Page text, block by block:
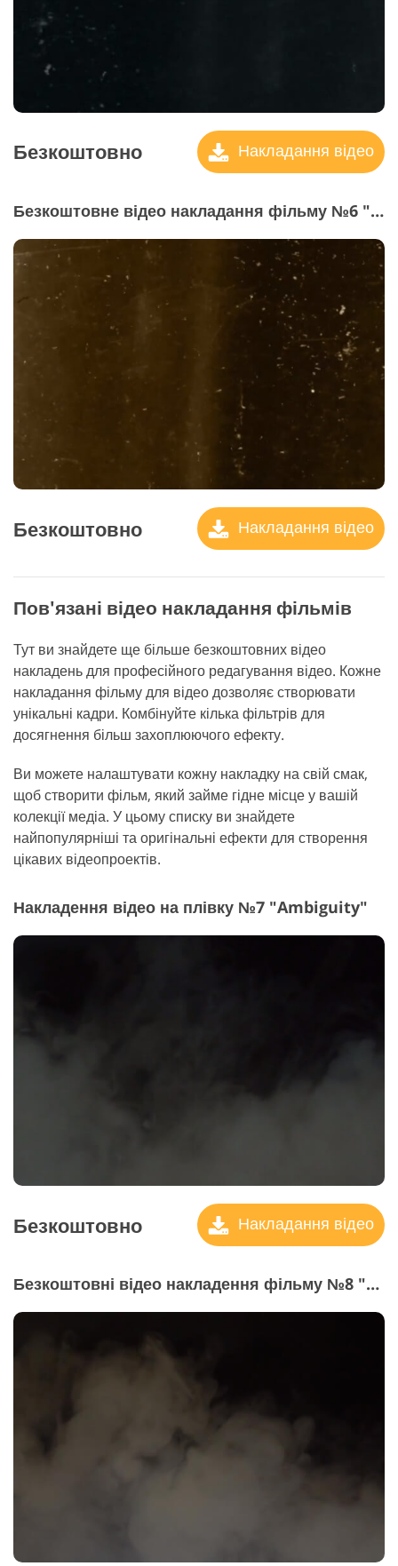
Безкоштовно Накладання відео
Безкоштовне відео накладання фільму №6 "Vintage"
Безкоштовно Накладання відео
Пов'язані відео накладання фільмів
Тут ви знайдете ще більше безкоштовних відео
накладень для професійного редагування відео. Кожне
накладання фільму для відео дозволяє створювати
унікальні кадри. Комбінуйте кілька фільтрів для
досягнення більш захоплюючого ефекту.
Ви можете налаштувати кожну накладку на свій смак,
щоб створити фільм, який займе гідне місце у вашій
колекції медіа. У цьому списку ви знайдете
найпопулярніші та оригінальні ефекти для створення
цікавих відеопроектів.
Накладення відео на плівку №7 "Ambiguity"
Безкоштовно Накладання відео
Безкоштовні відео накладення фільму №8 "Enigma"